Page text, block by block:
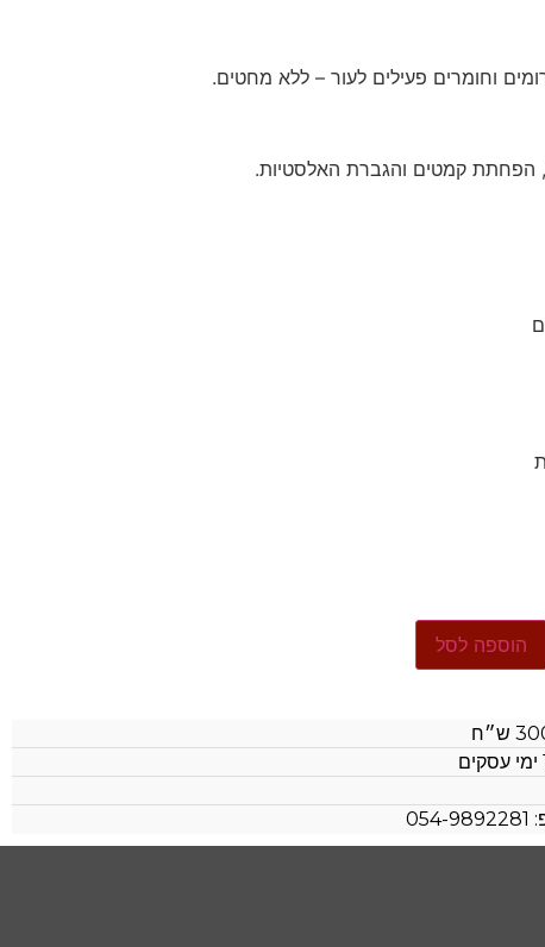
וחומרים פעילים לעור – ללא מחטים.
הפחתת קמטים והגברת האלסטיות.
הוספה לסל